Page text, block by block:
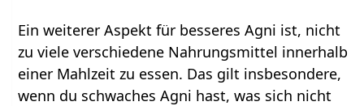
Ein weiterer Aspekt für besseres Agni ist, nicht
zu viele verschiedene Nahrungsmittel innerhalb
einer Mahlzeit zu essen. Das gilt insbesondere,
wenn du schwaches Agni hast, was sich nicht